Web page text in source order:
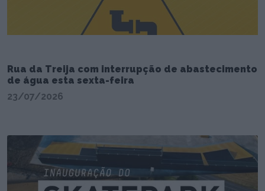
Rua da Treija com interrupção de abastecimento
de água esta sexta-feira
23/07/2026